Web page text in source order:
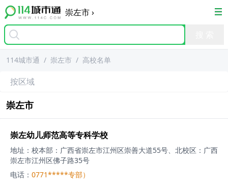
崇左市›
114城市通 / 崇左市 / 高校名单
按区域
崇左市
崇左幼儿师范高等专科学校
地址： ‌校本部‌：广西省崇左市江州区崇善大道55号、‌北校区‌：广西
崇左市江州区佛子路35号
电话： 0771*****专部）